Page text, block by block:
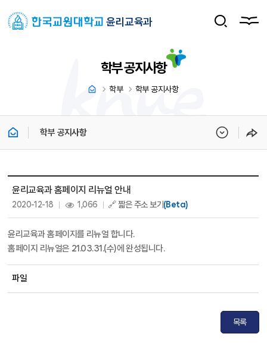
윤리교육과
학부 공지사항
학부 학부 공지사항
학부 공지사항
윤리교육과 홈페이지 리뉴얼 안내
2020-12-18 1,066 🔗 짧은 주소 보기(Beta)
윤리교육과 홈페이지를 리뉴얼 합니다.
홈페이지 리뉴얼은 21.03.31.(수)에 완성됩니다.
파일
목록